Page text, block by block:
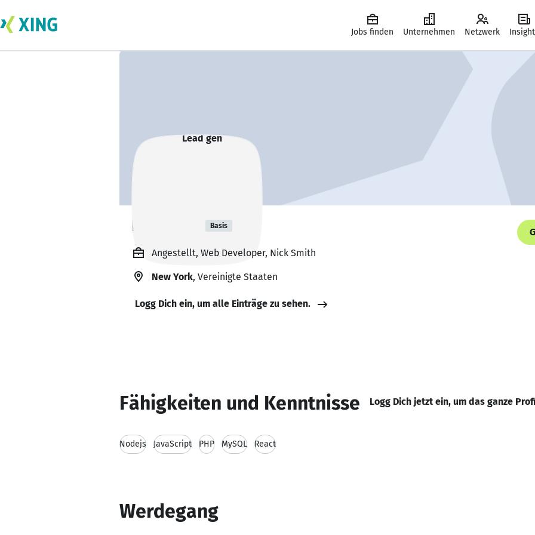
Jobs finden Unternehmen Netzwerk
Lead gen Basis
Angestellt, Web Developer, Nick Smith
New York, Vereinigte Staaten
Logg Dich ein, um alle Einträge zu sehen.
Fähigkeiten und Kenntnisse Logg Dich jetzt ein, um das ganze
Nodejs JavaScript PHP MySQL React
Werdegang